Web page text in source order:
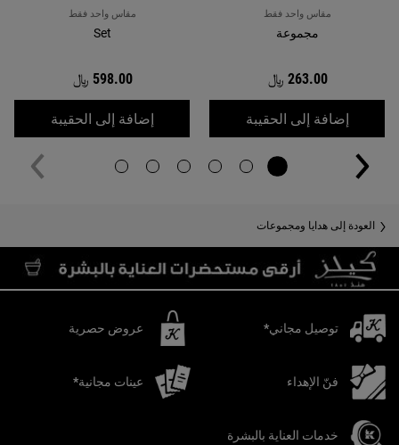
مقاس واحد فقط
مجموعة
263.00 ﷼
إضافة إلى الحقيبة مجموعة هدايا أساسيات الترطيب
مقاس واحد فقط
Set
598.00 ﷼
إضافة إلى الحقيبة
العودة إلى هدايا ومجموعات
توصيل مجاني* عروض حصرية
فنّ الإهداء عينات مجانية*
خدمات العناية بالبشرة